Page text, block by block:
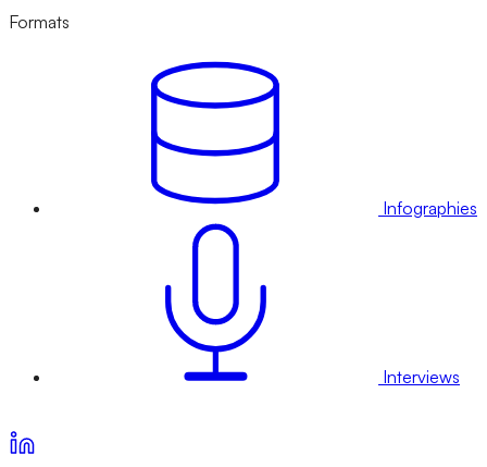
Formats
Infographies
Interviews